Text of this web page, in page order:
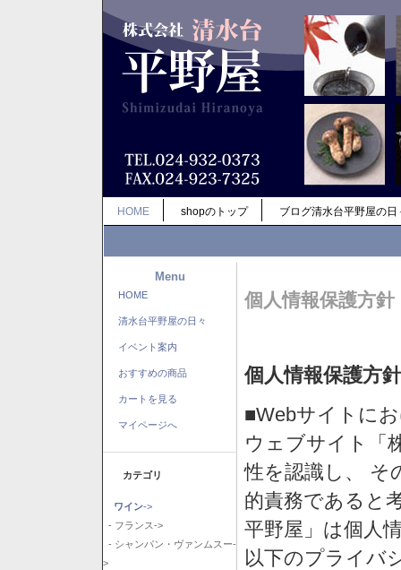
HOME shopのトップ ブログ清水台平野屋の日
Menu
HOME
清水台平野屋の日々
イベント案内
おすすめの商品
カートを見る
マイページへ
カテゴリ
ワイン->
- フランス->
- シャンパン・ヴァンムスー-
>
個人情報保護方針
個人情報保護方針
■Webサイトに
ウェブサイト「
性を認識し、 そ
的責務であると
平野屋」は個人
以下のプライバ